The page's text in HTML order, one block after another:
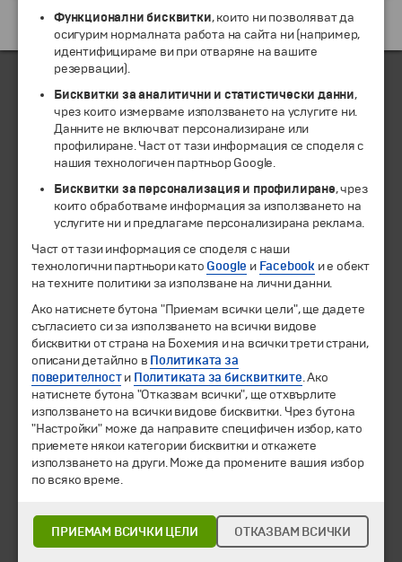
Екскурзии и почивки до Италия »
ЧЛЕН НА
© 1994-2026 Бохемия ООД.Всички права запазени.
Екскурзии и почивки
Направления
Календар
Всички програми от А до Я
Промоции
Горещи оферти
Потвърдени дати
Оферта на деня
Функционални бисквитки, които ни позволяват да
осигурим нормалната работа на сайта ни (например,
идентифицираме ви при отваряне на вашите
резервации).
Бисквитки за аналитични и статистически данни,
чрез които измерваме използването на услугите ни.
Данните не включват персонализиране или
профилиране. Част от тази информация се споделя с
нашия технологичен партньор Google.
Бисквитки за персонализация и профилиране, чрез
които обработваме информация за използването на
услугите ни и предлагаме персонализирана реклама.
Част от тази информация се споделя с наши
технологични партньори като Google и Facebook и е обект
на техните политики за използване на лични данни.
Ако натиснете бутона "Приемам всички цели", ще дадете
съгласието си за използването на всички видове
бисквитки от страна на Бохемия и на всички трети страни,
описани детайлно в Политиката за
поверителности Политиката за бисквитките. Ако
натиснете бутона "Отказвам всички", ще отхвърлите
използването на всички видове бисквитки. Чрез бутона
"Настройки" може да направите специфичен избор, като
приемете някои категории бисквитки и откажете
използването на други. Може да промените вашия избор
по всяко време.
ПРИЕМАМ ВСИЧКИ ЦЕЛИ ОТКАЗВАМ ВСИЧКИ